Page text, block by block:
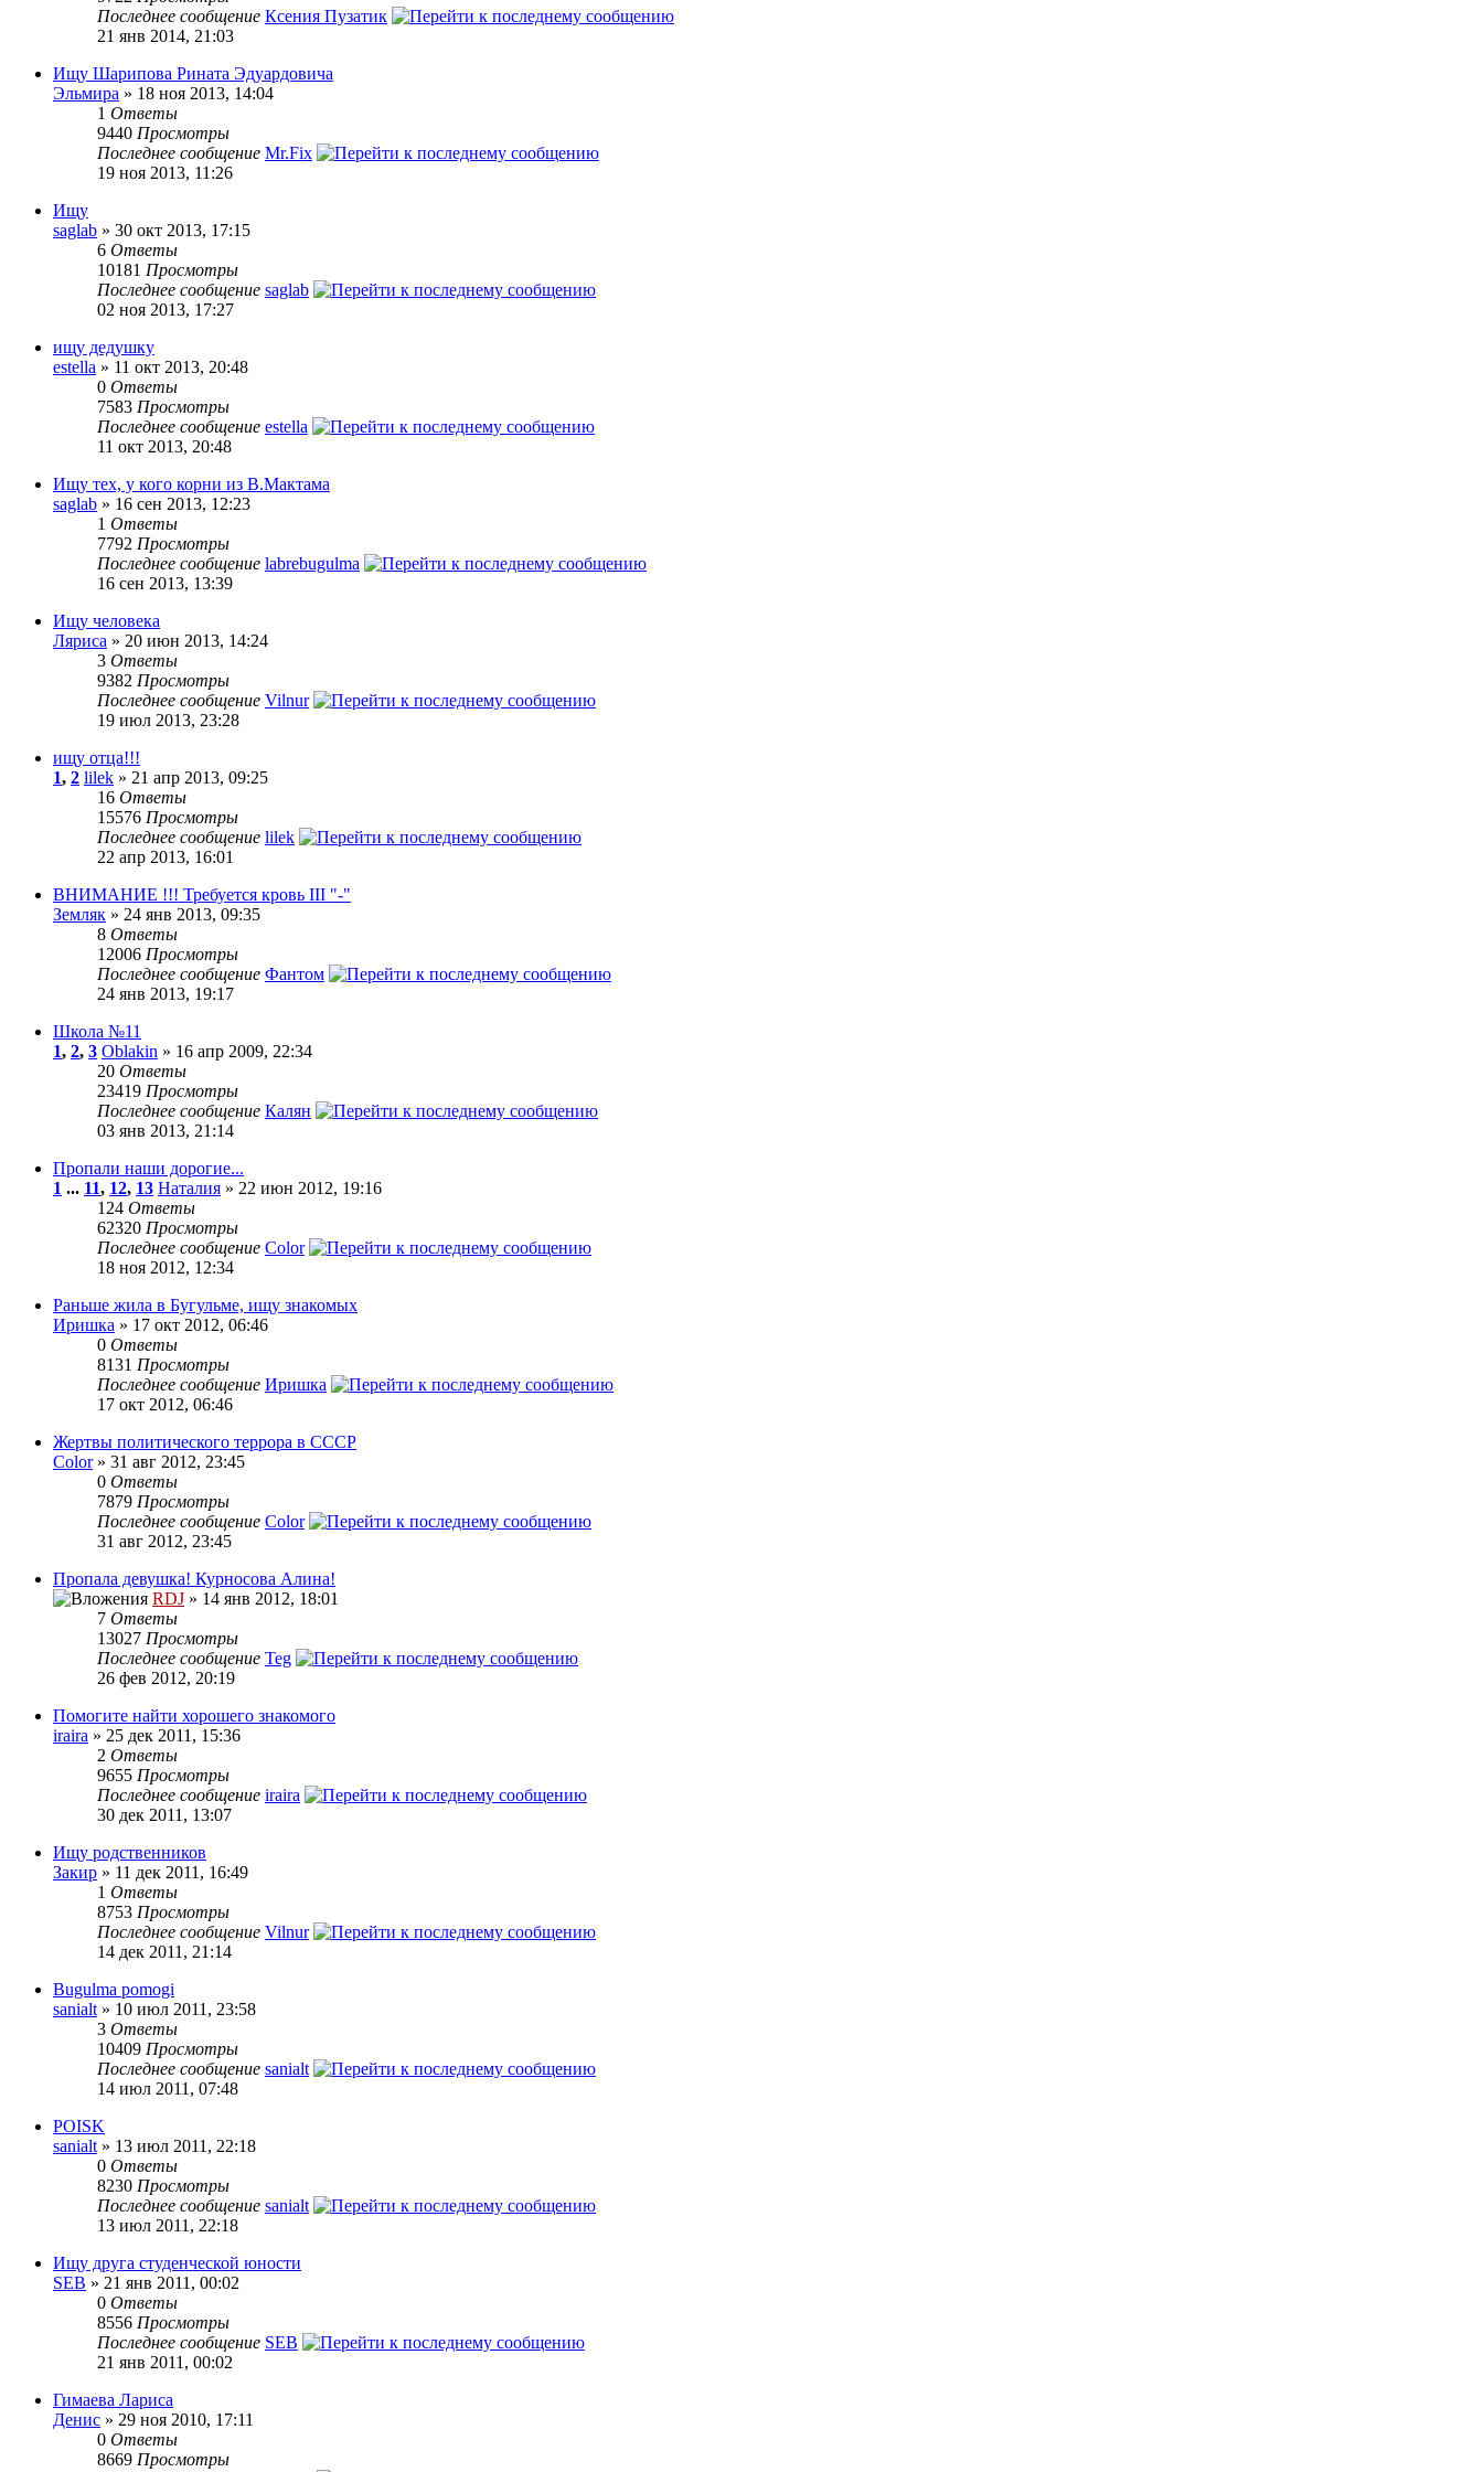
Последнее сообщение Ксения Пузатик
21 янв 2014, 21:03
Ищу Шарипова Рината Эдуардовича
Эльмира » 18 ноя 2013, 14:04
1 Ответы
9440 Просмотры
Последнее сообщение Mr.Fix
19 ноя 2013, 11:26
Ищу
saglab » 30 окт 2013, 17:15
6 Ответы
10181 Просмотры
Последнее сообщение saglab
02 ноя 2013, 17:27
ищу дедушку
estella » 11 окт 2013, 20:48
0 Ответы
7583 Просмотры
Последнее сообщение estella
11 окт 2013, 20:48
Ищу тех, у кого корни из В.Мактама
saglab » 16 сен 2013, 12:23
1 Ответы
7792 Просмотры
Последнее сообщение labrebugulma
16 сен 2013, 13:39
Ищу человека
Ляриса » 20 июн 2013, 14:24
3 Ответы
9382 Просмотры
Последнее сообщение Vilnur
19 июл 2013, 23:28
ищу отца!!!
1, 2 lilek » 21 апр 2013, 09:25
16 Ответы
15576 Просмотры
Последнее сообщение lilek
22 апр 2013, 16:01
ВНИМАНИЕ !!! Требуется кровь III "-"
Земляк » 24 янв 2013, 09:35
8 Ответы
12006 Просмотры
Последнее сообщение Фантом
24 янв 2013, 19:17
Школа №11
1, 2, 3 Oblakin » 16 апр 2009, 22:34
20 Ответы
23419 Просмотры
Последнее сообщение Калян
03 янв 2013, 21:14
Пропали наши дорогие...
1 ... 11, 12, 13 Наталия » 22 июн 2012, 19:16
124 Ответы
62320 Просмотры
Последнее сообщение Color
18 ноя 2012, 12:34
Раньше жила в Бугульме, ищу знакомых
Иришка » 17 окт 2012, 06:46
0 Ответы
8131 Просмотры
Последнее сообщение Иришка
17 окт 2012, 06:46
Жертвы политического террора в СССР
Color» 31 авг 2012, 23:45
0 Ответы
7879 Просмотры
Последнее сообщение Color
31 авг 2012, 23:45
Пропала девушка! Курносова Алина!
RDJ » 14 янв 2012, 18:01
7 Ответы
13027 Просмотры
Последнее сообщение Teg
26 фев 2012, 20:19
Помогите найти хорошего знакомого
iraira » 25 дек 2011, 15:36
2 Ответы
9655 Просмотры
Последнее сообщение iraira
30 дек 2011, 13:07
Ищу родственников
Закир » 11 дек 2011, 16:49
1 Ответы
8753 Просмотры
Последнее сообщение Vilnur
14 дек 2011, 21:14
Bugulma pomogi
sanialt » 10 июл 2011, 23:58
3 Ответы
10409 Просмотры
Последнее сообщение sanialt
14 июл 2011, 07:48
POISK
sanialt » 13 июл 2011, 22:18
0 Ответы
8230 Просмотры
Последнее сообщение sanialt
13 июл 2011, 22:18
Ищу друга студенческой юности
SEB » 21 янв 2011, 00:02
0 Ответы
8556 Просмотры
Последнее сообщение SEB
21 янв 2011, 00:02
Гимаева Лариса
Денис » 29 ноя 2010, 17:11
0 Ответы
8669 Просмотры